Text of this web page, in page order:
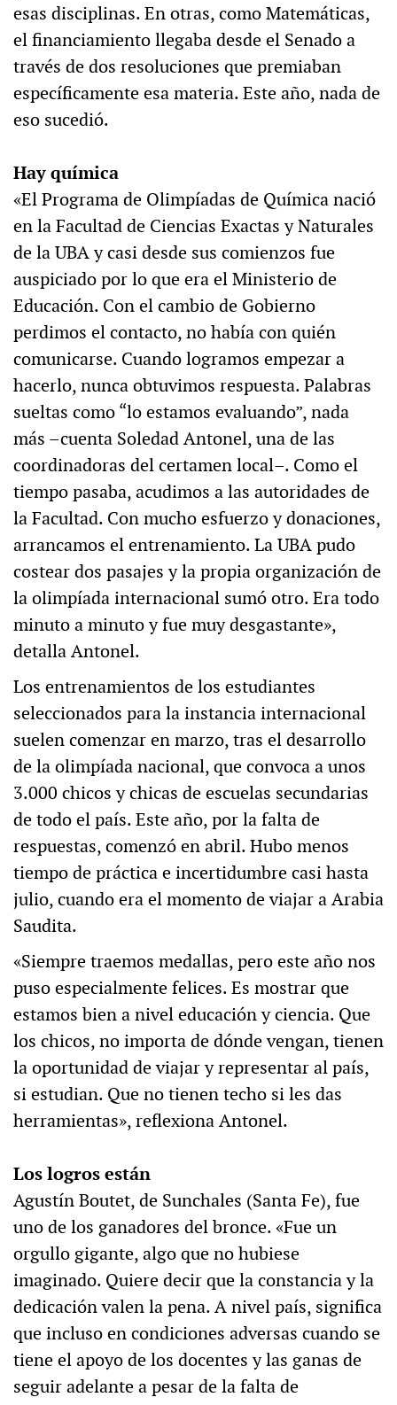
esas disciplinas. En otras, como Matemáticas,
el financiamiento llegaba desde el Senado a
través de dos resoluciones que premiaban
específicamente esa materia. Este año, nada de
eso sucedió.
Hay química
«El Programa de Olimpíadas de Química nació
en la Facultad de Ciencias Exactas y Naturales
de la UBA y casi desde sus comienzos fue
auspiciado por lo que era el Ministerio de
Educación. Con el cambio de Gobierno
perdimos el contacto, no había con quién
comunicarse. Cuando logramos empezar a
hacerlo, nunca obtuvimos respuesta. Palabras
sueltas como “lo estamos evaluando”, nada
más –cuenta Soledad Antonel, una de las
coordinadoras del certamen local–. Como el
tiempo pasaba, acudimos a las autoridades de
la Facultad. Con mucho esfuerzo y donaciones,
arrancamos el entrenamiento. La UBA pudo
costear dos pasajes y la propia organización de
la olimpíada internacional sumó otro. Era todo
minuto a minuto y fue muy desgastante»,
detalla Antonel.
Los entrenamientos de los estudiantes
seleccionados para la instancia internacional
suelen comenzar en marzo, tras el desarrollo
de la olimpíada nacional, que convoca a unos
3.000 chicos y chicas de escuelas secundarias
de todo el país. Este año, por la falta de
respuestas, comenzó en abril. Hubo menos
tiempo de práctica e incertidumbre casi hasta
julio, cuando era el momento de viajar a Arabia
Saudita.
«Siempre traemos medallas, pero este año nos
puso especialmente felices. Es mostrar que
estamos bien a nivel educación y ciencia. Que
los chicos, no importa de dónde vengan, tienen
la oportunidad de viajar y representar al país,
si estudian. Que no tienen techo si les das
herramientas», reflexiona Antonel.
Los logros están
Agustín Boutet, de Sunchales (Santa Fe), fue
uno de los ganadores del bronce. «Fue un
orgullo gigante, algo que no hubiese
imaginado. Quiere decir que la constancia y la
dedicación valen la pena. A nivel país, significa
que incluso en condiciones adversas cuando se
tiene el apoyo de los docentes y las ganas de
seguir adelante a pesar de la falta de